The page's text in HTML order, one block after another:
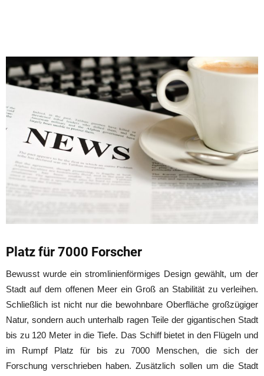
Platz für 7000 Forscher
Bewusst wurde ein stromlinienförmiges Design gewählt, um der
Stadt auf dem offenen Meer ein Groß an Stabilität zu verleihen.
Schließlich ist nicht nur die bewohnbare Oberfläche großzügiger
Natur, sondern auch unterhalb ragen Teile der gigantischen Stadt
bis zu 120 Meter in die Tiefe. Das Schiff bietet in den Flügeln und
im Rumpf Platz für bis zu 7000 Menschen, die sich der
Forschung verschrieben haben. Zusätzlich sollen um die Stadt